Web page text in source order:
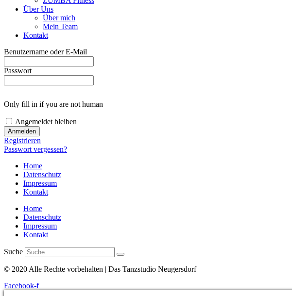
Über Uns
Über mich
Mein Team
Kontakt
Benutzername oder E-Mail
Passwort
Only fill in if you are not human
Angemeldet bleiben
Registrieren
Passwort vergessen?
Home
Datenschutz
Impressum
Kontakt
Home
Datenschutz
Impressum
Kontakt
Suche
© 2020 Alle Rechte vorbehalten | Das Tanzstudio Neugersdorf
Facebook-f